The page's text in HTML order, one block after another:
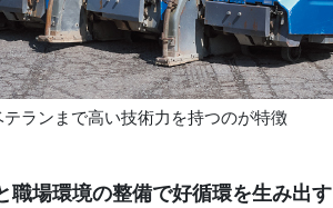
ランまで高い技術力を持つのが特徴
職場環境の整備で好循環を生み出す